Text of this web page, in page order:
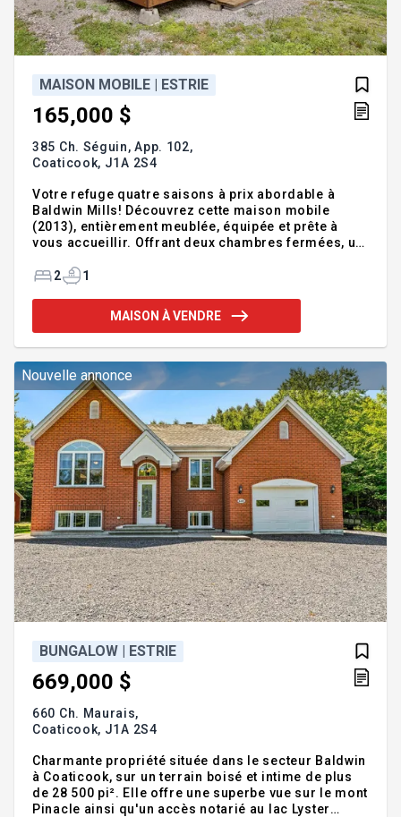
MAISON MOBILE | ESTRIE
165,000 $
385 Ch. Séguin, App. 102,
Coaticook, J1A 2S4
Votre refuge quatre saisons à prix abordable à
Baldwin Mills! Découvrez cette maison mobile
(2013), entièrement meublée, équipée et prête à
vous accueillir. Offrant deux chambres fermées, un
cuisinière) et une salle de bain complète, elle
frais de location du terrain incluent l'accès à une
plage privée, le déneigement et la tonte de la
pédestre du Mont Pinacle et des terrains de tennis
et pickelbal
2 1
MAISON À VENDRE
Nouvelle annonce
BUNGALOW | ESTRIE
669,000 $
660 Ch. Maurais,
Coaticook, J1A 2S4
Charmante propriété située dans le secteur Baldwin
à Coaticook, sur un terrain boisé et intime de plus
de 28 500 pi². Elle offre une superbe vue sur le mont
Pinacle ainsi qu'un accès notarié au lac Lyster